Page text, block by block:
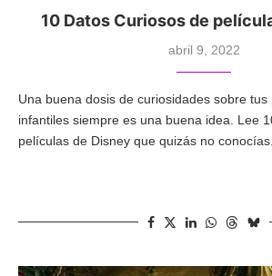
10 Datos Curiosos de
abril 9, 2022
Una buena dosis de curiosidades sobre
infantiles siempre es una buena idea. Lee
películas de Disney que quizás no conocías.